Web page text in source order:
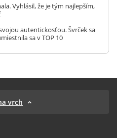
Vyhlásil, že je tým najlepším,
autentickosťou. Švrček sa
sa v TOP 10
vrch